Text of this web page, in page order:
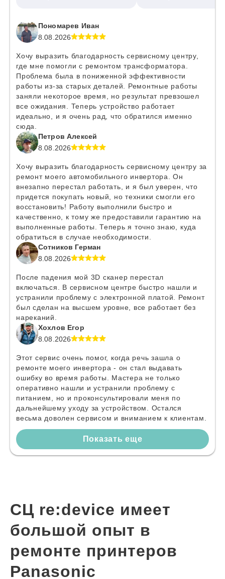
Пономарев Иван
8.08.2026
Хочу выразить благодарность сервисному центру,
где мне помогли с ремонтом трансформатора.
Проблема была в пониженной эффективности
работы из-за старых деталей. Ремонтные работы
заняли некоторое время, но результат превзошел
все ожидания. Теперь устройство работает
идеально, и я очень рад, что обратился именно
сюда.
Петров Алексей
8.08.2026
Хочу выразить благодарность сервисному центру за
ремонт моего автомобильного инвертора. Он
внезапно перестал работать, и я был уверен, что
придется покупать новый, но техники смогли его
восстановить! Работу выполнили быстро и
качественно, к тому же предоставили гарантию на
выполненные работы. Теперь я точно знаю, куда
обратиться в случае необходимости.
Сотников Герман
8.08.2026
После падения мой 3D сканер перестал
включаться. В сервисном центре быстро нашли и
устранили проблему с электронной платой. Ремонт
был сделан на высшем уровне, все работает без
нареканий.
Хохлов Егор
8.08.2026
Этот сервис очень помог, когда речь зашла о
ремонте моего инвертора - он стал выдавать
ошибку во время работы. Мастера не только
оперативно нашли и устранили проблему с
питанием, но и проконсультировали меня по
дальнейшему уходу за устройством. Остался
весьма доволен сервисом и вниманием к клиентам.
Показать еще
СЦ re:device имеет
большой опыт в
ремонте принтеров
Panasonic